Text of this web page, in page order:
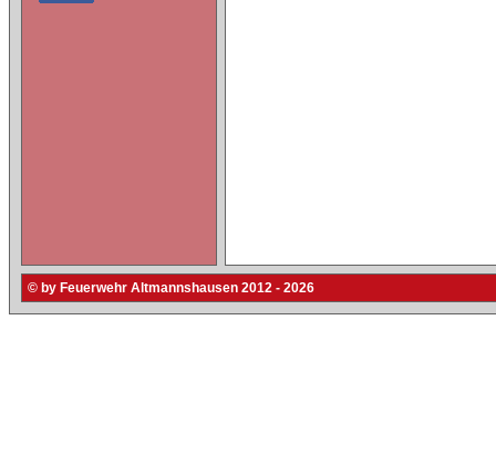
© by Feuerwehr Altmannshausen 2012 - 2026